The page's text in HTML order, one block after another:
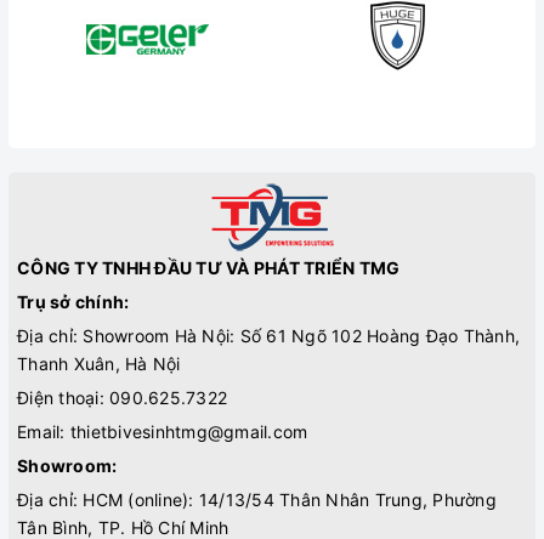
CÔNG TY TNHH ĐẦU TƯ VÀ PHÁT TRIỂN TMG
Trụ sở chính:
Địa chỉ: Showroom Hà Nội: Số 61 Ngõ 102 Hoàng Đạo Thành,
Thanh Xuân, Hà Nội
Điện thoại: 090.625.7322
Email: thietbivesinhtmg@gmail.com
Showroom:
Địa chỉ: HCM (online): 14/13/54 Thân Nhân Trung, Phường
Tân Bình, TP. Hồ Chí Minh